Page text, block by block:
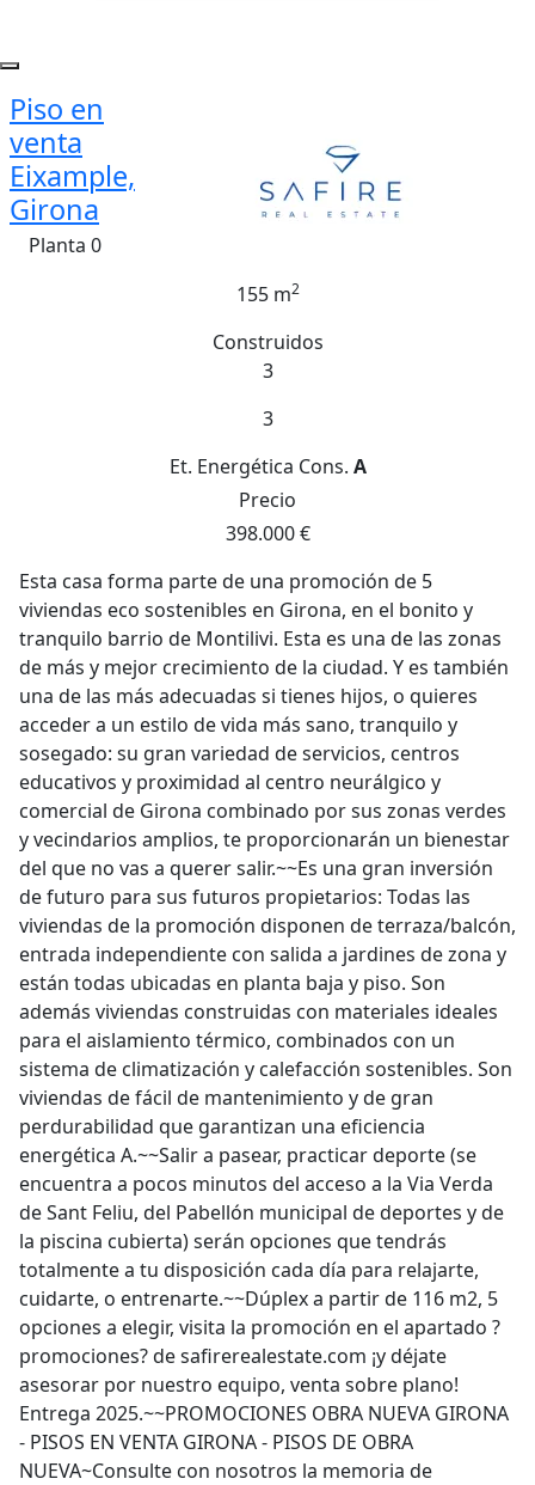
Piso en
venta
Eixample,
Girona
Planta 0
155 m2
Construidos
3
3
Et. Energética Cons. A
Precio
398.000 €
Esta casa forma parte de una promoción de 5
viviendas eco sostenibles en Girona, en el bonito y
tranquilo barrio de Montilivi. Esta es una de las zonas
de más y mejor crecimiento de la ciudad. Y es también
una de las más adecuadas si tienes hijos, o quieres
acceder a un estilo de vida más sano, tranquilo y
sosegado: su gran variedad de servicios, centros
educativos y proximidad al centro neurálgico y
comercial de Girona combinado por sus zonas verdes
y vecindarios amplios, te proporcionarán un bienestar
del que no vas a querer salir.~~Es una gran inversión
de futuro para sus futuros propietarios: Todas las
viviendas de la promoción disponen de terraza/balcón,
entrada independiente con salida a jardines de zona y
están todas ubicadas en planta baja y piso. Son
además viviendas construidas con materiales ideales
para el aislamiento térmico, combinados con un
sistema de climatización y calefacción sostenibles. Son
viviendas de fácil de mantenimiento y de gran
perdurabilidad que garantizan una eficiencia
energética A.~~Salir a pasear, practicar deporte (se
encuentra a pocos minutos del acceso a la Via Verda
de Sant Feliu, del Pabellón municipal de deportes y de
la piscina cubierta) serán opciones que tendrás
totalmente a tu disposición cada día para relajarte,
cuidarte, o entrenarte.~~Dúplex a partir de 116 m2, 5
opciones a elegir, visita la promoción en el apartado ?
promociones? de safirerealestate.com ¡y déjate
asesorar por nuestro equipo, venta sobre plano!
Entrega 2025.~~PROMOCIONES OBRA NUEVA GIRONA
- PISOS EN VENTA GIRONA - PISOS DE OBRA
NUEVA~Consulte con nosotros la memoria de